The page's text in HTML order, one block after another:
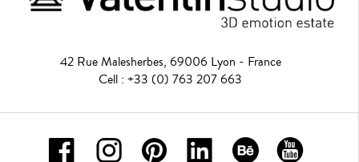
42 Rue Malesherbes, 69006 Lyon - France
Cell : +33 (0) 763 207 663